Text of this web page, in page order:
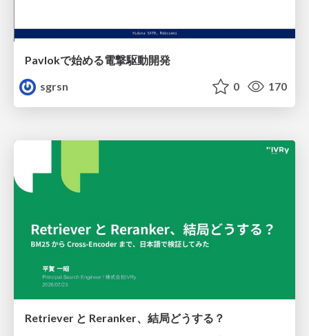
Pavlokで始める電撃駆動開発
sgrsn
0 170
Retriever と Reranker、結局どうする？